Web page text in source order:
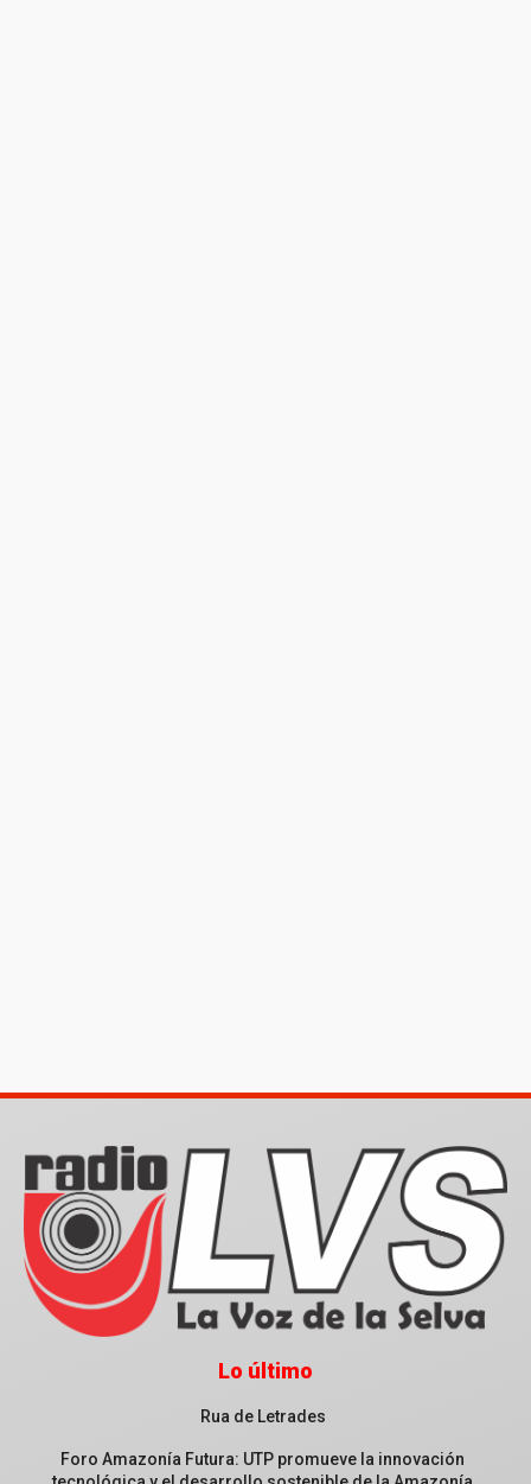
Lo último
Rua de Letrades
Foro Amazonía Futura: UTP promueve la innovación